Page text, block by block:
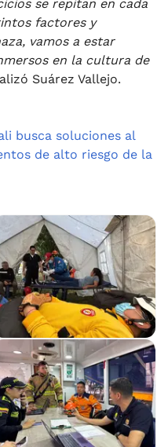
se repitan en cada
factores y
vamos a estar
en la cultura de
Suárez Vallejo.
busca soluciones al
de alto riesgo de la